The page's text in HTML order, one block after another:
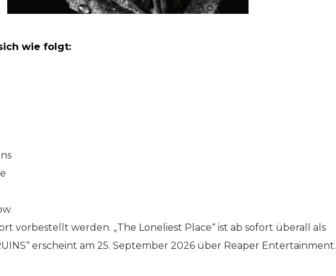
wie folgt:
vorbestellt werden. „The Loneliest Place“ ist ab sofort überall als
erscheint am 25. September 2026 über Reaper Entertainment.